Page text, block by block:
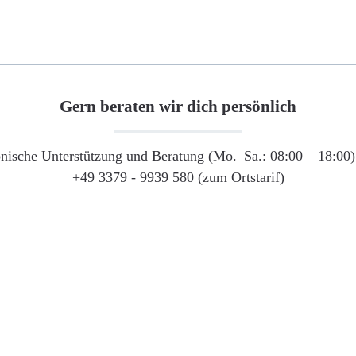
Gern beraten wir dich persönlich
Unterstützung und Beratung (Mo.–Sa.: 08:00 –
+49 3379 - 9939 580 (zum Ortstarif)